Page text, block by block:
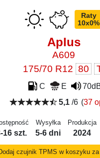
Raty
10x0%
Aplus
A609
175/70 R12 80
C E
5,1/6 (37
16 szt.
Wysyłka
5-6 dni
Produkcja
2024
czujnik TPMS w koszyku za